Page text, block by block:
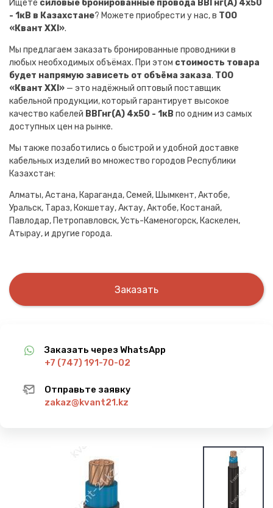
Ищете силовые бронированные провода ВВГнг(A) 4х50
- 1кВ в Казахстане? Можете приобрести у нас, в ТОО
«Квант XXI».
Мы предлагаем заказать бронированные проводники в
любых необходимых объёмах. При этом стоимость товара
будет напрямую зависеть от объёма заказа. ТОО
«Квант XXI» — это надёжный оптовый поставщик
кабельной продукции, который гарантирует высокое
качество кабелей ВВГнг(A) 4х50 - 1кВ по одним из самых
доступных цен на рынке.
Мы также позаботились о быстрой и удобной доставке
кабельных изделий во множество городов Республики
Казахстан:
Алматы, Астана, Караганда, Семей, Шымкент, Актобе,
Уральск, Тараз, Кокшетау, Актау, Актобе, Костанай,
Павлодар, Петропавловск, Усть-Каменогорск, Каскелен,
Атырау, и другие города.
Заказать
Заказать через WhatsApp
+7 (747) 191-70-02
Отправьте заявку
zakaz@kvant21.kz